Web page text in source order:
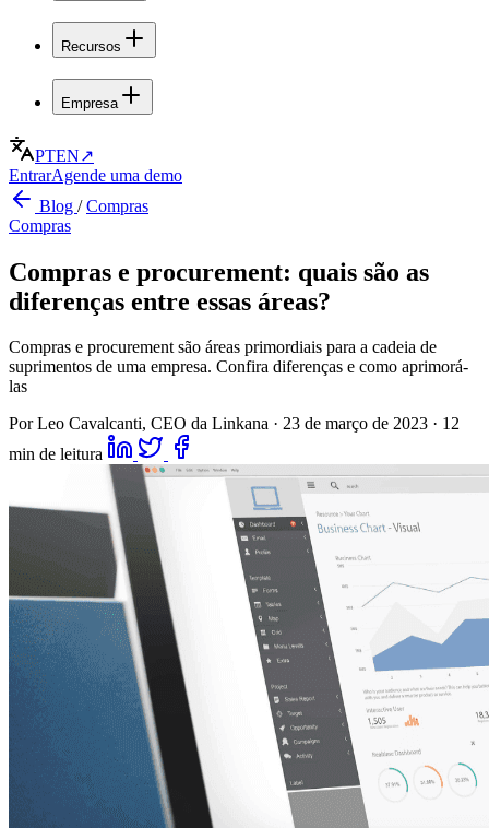
Recursos
Empresa
PTEN↗
EntrarAgende uma demo
Blog /Compras
Compras
Compras e procurement: quais são as
diferenças entre essas áreas?
Compras e procurement são áreas primordiais para a cadeia de
suprimentos de uma empresa. Confira diferenças e como aprimorá-
las
Por Leo Cavalcanti, CEO da Linkana · 23 de março de 2023 · 12
min de leitura